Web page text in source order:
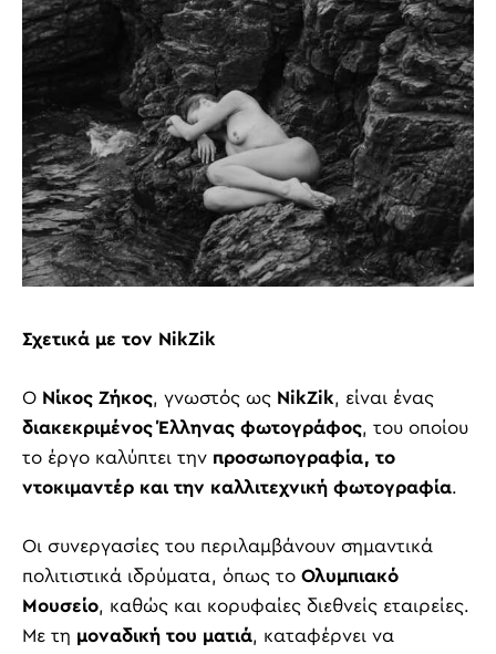
Σχετικά με τον NikZik
Ο Νίκος Ζήκος, γνωστός ως NikZik, είναι ένας
διακεκριμένος Έλληνας φωτογράφος, του οποίου
το έργο καλύπτει την προσωπογραφία, το
ντοκιμαντέρ και την καλλιτεχνική φωτογραφία.
Οι συνεργασίες του περιλαμβάνουν σημαντικά
πολιτιστικά ιδρύματα, όπως το Ολυμπιακό
Μουσείο, καθώς και κορυφαίες διεθνείς εταιρείες.
Με τη μοναδική του ματιά, καταφέρνει να